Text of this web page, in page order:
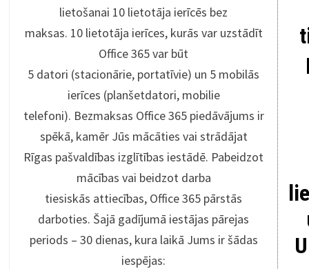
lietošanai 10 lietotāja ierīcēs bez
maksas. 10 lietotāja ierīces, kurās var uzstādīt
Office 365 var būt
5 datori (stacionārie, portatīvie) un 5 mobilās
ierīces (planšetdatori, mobilie
telefoni). Bezmaksas Office 365 piedāvājums ir
spēkā, kamēr Jūs mācāties vai strādājat
Rīgas pašvaldības izglītības iestādē. Pabeidzot
mācības vai beidzot darba
tiesiskās attiecības, Office 365 pārstās
darboties. Šajā gadījumā iestājas pārejas
periods – 30 dienas, kura laikā Jums ir šādas
iespējas: